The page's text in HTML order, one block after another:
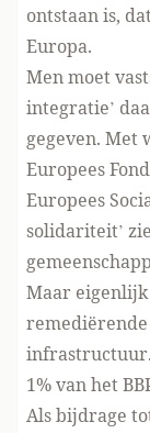
ontstaan is,
Europa.
Men moet
integratie’
gegeven. Met
Europees
Europees
solidariteit’
Maar
remediërende
1% van het
Als bijdrage